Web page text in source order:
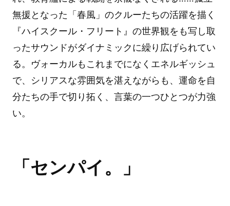
無援となった「春風」のクルーたちの活躍を描く
『ハイスクール・フリート』の世界観をも写し取
ったサウンドがダイナミックに繰り広げられてい
る。ヴォーカルもこれまでになくエネルギッシュ
で、シリアスな雰囲気を湛えながらも、運命を自
分たちの手で切り拓く、言葉の一つひとつが力強
い。
「センパイ。」